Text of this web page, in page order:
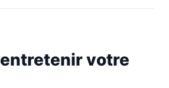
votre